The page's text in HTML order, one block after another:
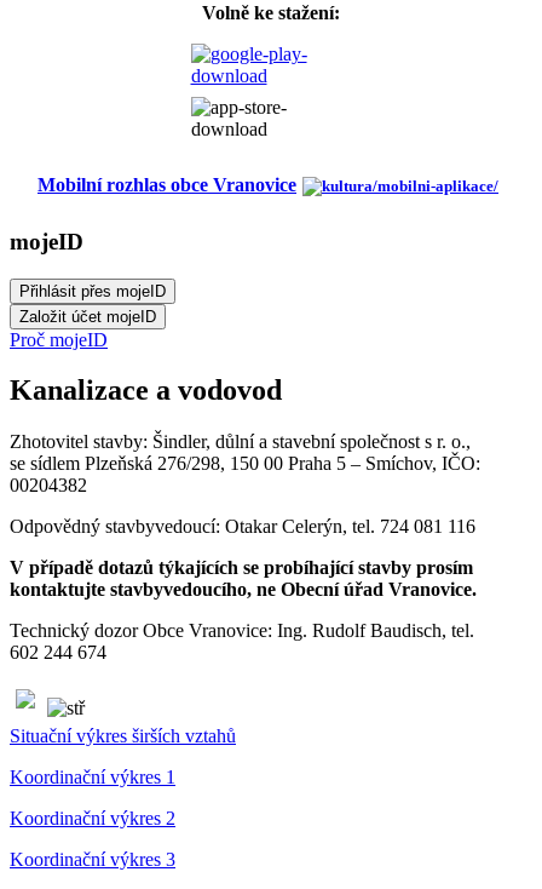
Volně ke stažení:
Mobilní rozhlas obce Vranovice
mojeID
Proč mojeID
Kanalizace a vodovod
Zhotovitel stavby: Šindler, důlní a stavební společnost s r. o.,
se sídlem Plzeňská 276/298, 150 00 Praha 5 – Smíchov, IČO:
00204382
Odpovědný stavbyvedoucí: Otakar Celerýn, tel. 724 081 116
V případě dotazů týkajících se probíhající stavby prosím
kontaktujte stavbyvedoucího, ne Obecní úřad Vranovice.
Technický dozor Obce Vranovice: Ing. Rudolf Baudisch, tel.
602 244 674
Situační výkres širších vztahů
Koordinační výkres 1
Koordinační výkres 2
Koordinační výkres 3